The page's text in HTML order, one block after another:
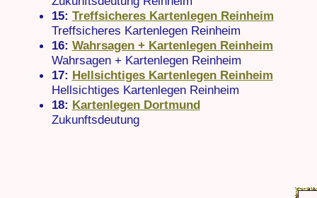
15: Treffsicheres Kartenlegen Reinheim
Treffsicheres Kartenlegen Reinheim
16: Wahrsagen + Kartenlegen Reinheim
Wahrsagen + Kartenlegen Reinheim
17: Hellsichtiges Kartenlegen Reinheim
Hellsichtiges Kartenlegen Reinheim
18: Kartenlegen Dortmund
Zukunftsdeutung